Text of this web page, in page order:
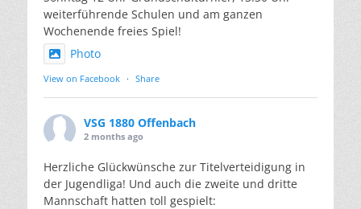
weiterführende Schulen und am ganzen
Wochenende freies Spiel!
Photo
View on Facebook · Share
VSG 1880 Offenbach
2 months ago
Herzliche Glückwünsche zur Titelverteidigung in
der Jugendliga! Und auch die zweite und dritte
Mannschaft hatten toll gespielt: